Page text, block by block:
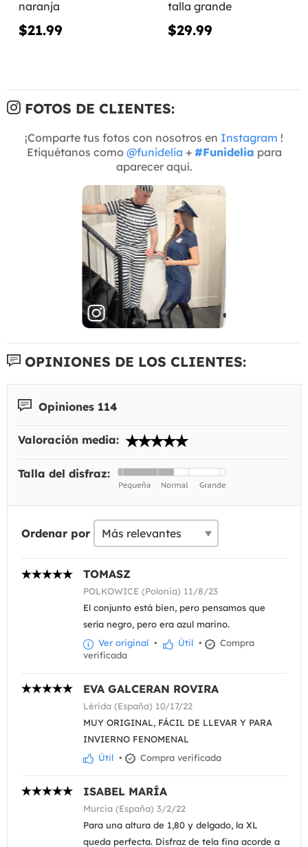
naranja
$21.99
talla grande
$29.99
FOTOS DE CLIENTES:
¡Comparte tus fotos con nosotros en Instagram !
Etiquétanos como @funidelia + #Funidelia para
aparecer aquí.
OPINIONES DE LOS CLIENTES:
Opiniones 114
Valoración media:
Talla del disfraz:
Ordenar por
TOMASZ
POLKOWICE (Polonia) 11/8/23
El conjunto está bien, pero pensamos que
sería negro, pero era azul marino.
Ver original • Útil •
Compra
verificada
EVA GALCERAN ROVIRA
Lérida (España) 10/17/22
MUY ORIGINAL, FÁCIL DE LLEVAR Y PARA
INVIERNO FENOMENAL
Útil • Compra verificada
ISABEL MARÍA
Murcia (España) 3/2/22
Para una altura de 1,80 y delgado, la XL
queda perfecta. Disfraz de tela fina acorde a